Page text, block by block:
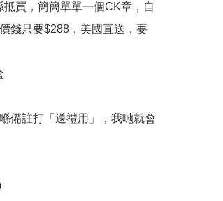
買，簡簡單單一個CK章，自
錢只要$288，美國直送，要
備註打「送禮用」，我哋就會